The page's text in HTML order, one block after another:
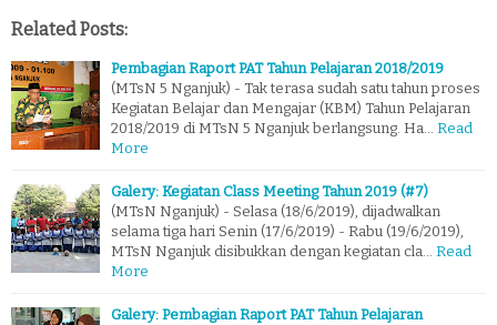
Related Posts:
Pembagian Raport PAT Tahun Pelajaran 2018/2019
(MTsN 5 Nganjuk) - Tak terasa sudah satu tahun proses
Kegiatan Belajar dan Mengajar (KBM) Tahun Pelajaran
2018/2019 di MTsN 5 Nganjuk berlangsung. Ha… Read
More
Galery: Kegiatan Class Meeting Tahun 2019 (#7)
(MTsN Nganjuk) - Selasa (18/6/2019), dijadwalkan
selama tiga hari Senin (17/6/2019) - Rabu (19/6/2019),
MTsN Nganjuk disibukkan dengan kegiatan cla… Read
More
Galery: Pembagian Raport PAT Tahun Pelajaran